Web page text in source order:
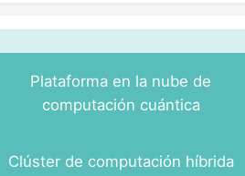
Plataforma en la nube de
computación cuántica
Clúster de computación híbrida